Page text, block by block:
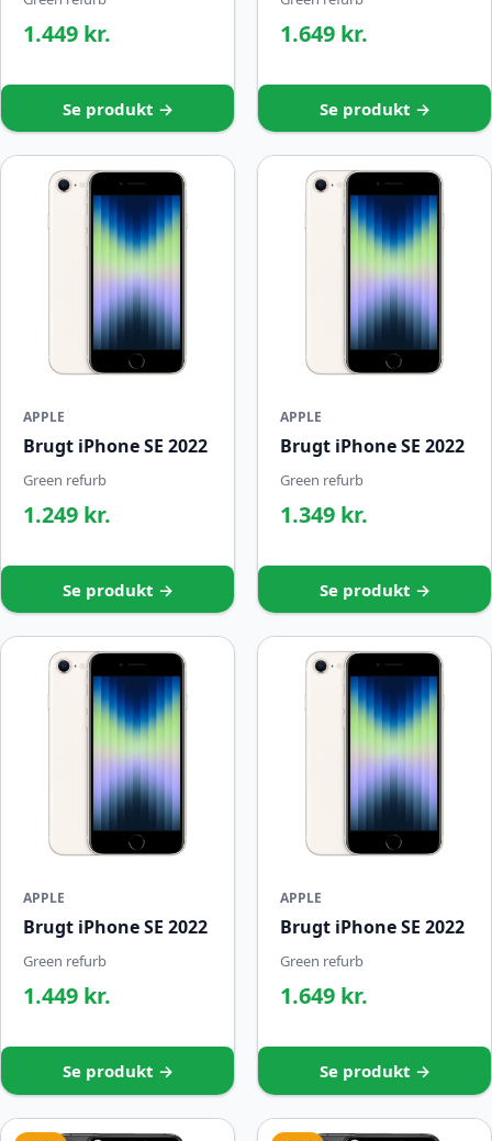
1.449 kr.
Se produkt →
1.649 kr.
Se produkt →
APPLE
Brugt iPhone SE 2022
Green refurb
1.249 kr.
Se produkt →
APPLE
Brugt iPhone SE 2022
Green refurb
1.349 kr.
Se produkt →
APPLE
Brugt iPhone SE 2022
Green refurb
1.449 kr.
Se produkt →
APPLE
Brugt iPhone SE 2022
Green refurb
1.649 kr.
Se produkt →